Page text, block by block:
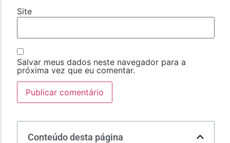
Site
Salvar meus dados neste navegador para a
próxima vez que eu comentar.
Conteúdo desta página